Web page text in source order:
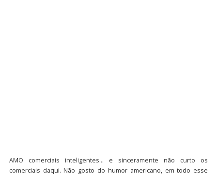
AMO comerciais inteligentes… e sinceramente não curto os
comerciais daqui. Não gosto do humor americano, em todo esse